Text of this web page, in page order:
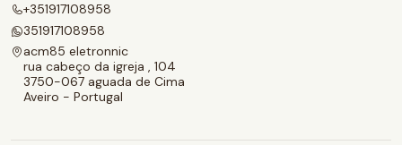
+351917108958
351917108958
acm85 eletronnic
rua cabeço da igreja , 104
3750-067 aguada de Cima
Aveiro - Portugal